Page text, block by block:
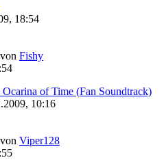
18:54
von Fishy
of Time (Fan Soundtrack)
10:16
von Viper128